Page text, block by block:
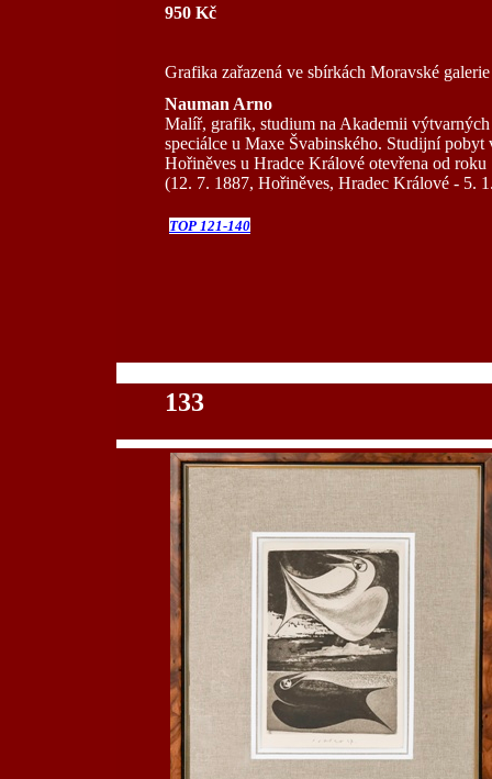
950 Kč
Grafika zařazená ve sbírkách Moravské
Nauman Arno
Malíř, grafik, studium na Akademii
speciálce u Maxe Švabinského. Studijní
Hořiněves u Hradce Králové otevřena od
(12. 7. 1887, Hořiněves, Hradec Králové - 5.
TOP 121-140
133